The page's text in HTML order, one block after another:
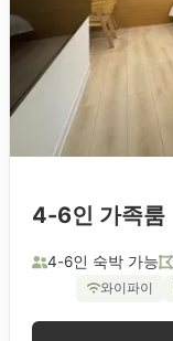
4-6인 가족룸
4-6인 숙박 가능
와이파이